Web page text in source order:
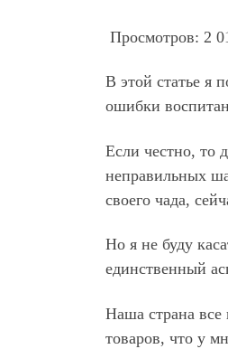
Просмотров: 2
В этой статье я
ошибки
Если честно, то
неправильных
своего чада,
Но я не буду
единственный
Наша страна все
товаров, что у